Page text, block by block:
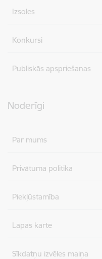
Izsoles
Konkursi
Publiskās apspriešanas
Noderīgi
Par mums
Privātuma politika
Piekļūstamība
Lapas karte
Sīkdatņu izvēles maiņa